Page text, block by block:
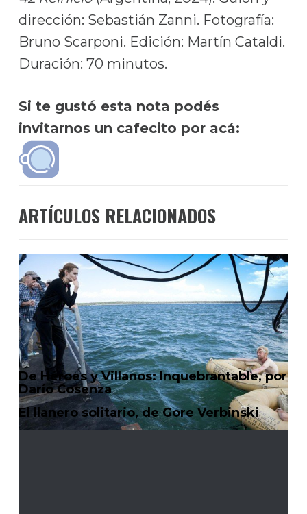
dirección: Sebastián Zanni. Fotografía:
Bruno Scarponi. Edición: Martín Cataldi.
Duración: 70 minutos.
Si te gustó esta nota podés
invitarnos un cafecito por acá:
ARTÍCULOS RELACIONADOS
De Héroes y Villanos: Inquebrantable, por
Darío Cosenza
El llanero solitario, de Gore Verbinski